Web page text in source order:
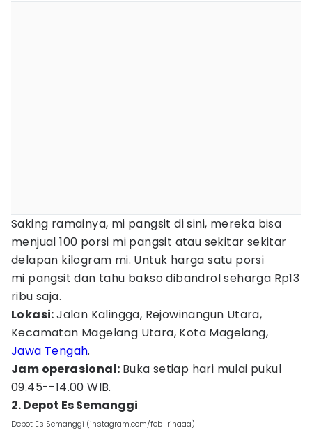
Saking ramainya, mi pangsit di sini, mereka bisa
menjual 100 porsi mi pangsit atau sekitar sekitar
delapan kilogram mi. Untuk harga satu porsi
mi pangsit dan tahu bakso dibandrol seharga Rp13
ribu saja.
Lokasi:Jalan Kalingga, Rejowinangun Utara,
Kecamatan Magelang Utara, Kota Magelang,
Jawa Tengah.
Jam operasional: Buka setiap hari mulai pukul
09.45--14.00 WIB.
2. Depot Es Semanggi
Depot Es Semanggi (instagram.com/feb_rinaaa)